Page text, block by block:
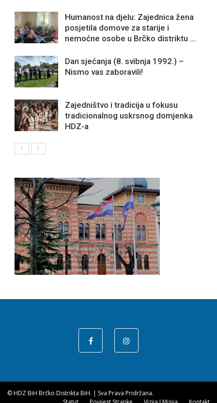
Humanost na djelu: Zajednica žena
posjetila domove za starije i
nemoćne osobe u Brčko distriktu ...
Dan sjećanja (8. svibnja 1992.) –
Nismo vas zaboravili!
Zajedništvo i tradicija u fokusu
tradicionalnog uskrsnog domjenka
HDZ-a
© HDZ BiH Brčko Distrikta BiH. | Sva Prava Pridržana.